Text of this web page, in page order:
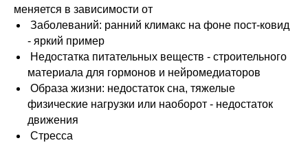
меняется в зависимости от
Заболеваний: ранний климакс на фоне пост-ковид
- яркий пример
Недостатка питательных веществ - строительного
материала для гормонов и нейромедиаторов
Образа жизни: недостаток сна, тяжелые
физические нагрузки или наоборот - недостаток
движения
Стресса